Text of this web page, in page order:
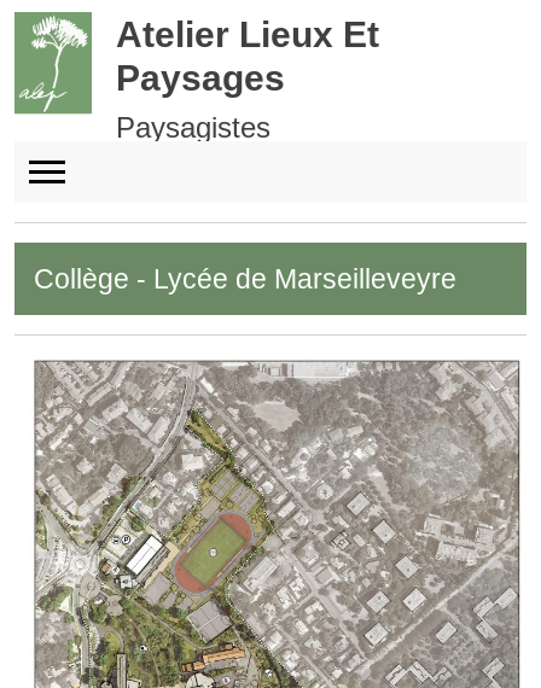
Atelier Lieux Et
Paysages
Paysagistes
Collège - Lycée de Marseilleveyre